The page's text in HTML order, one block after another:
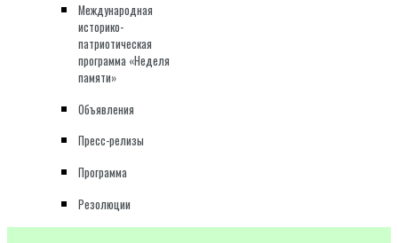
Международная
историко-
патриотическая
программа «Неделя
памяти»
Объявления
Пресс-релизы
Программа
Резолюции